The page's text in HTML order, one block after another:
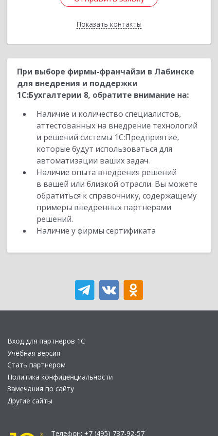
Показать контакты
Назад
При выборе фирмы-франчайзи в Лабинске
для внедрения и поддержки
1С:Бухгалтерии 8, обратите внимание на:
Наличие и количество специалистов,
аттестованных на внедрение технологий
и решений системы 1С:Предприятие,
которые будут использоваться для
автоматизации ваших задач.
Наличие опыта внедрения решений
в вашей или близкой отрасли. Вы можете
обратиться к справочнику, содержащему
примеры внедренных партнерами
решений.
Наличие у фирмы сертификата
Вход для партнеров 1С
Учебная версия
Стать партнером
Политика конфиденциальности
Замечания по сайту
Другие сайты
Телефон: +7 (495) 737-92-57